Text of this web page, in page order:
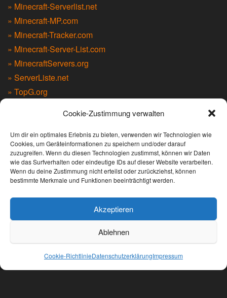
Cookie-Zustimmung verwalten
Um dir ein optimales Erlebnis zu bieten, verwenden wir Technologien wie
Cookies, um Geräteinformationen zu speichern und/oder darauf
zuzugreifen. Wenn du diesen Technologien zustimmst, können wir Daten
wie das Surfverhalten oder eindeutige IDs auf dieser Website verarbeiten.
Wenn du deine Zustimmung nicht erteilst oder zurückziehst, können
bestimmte Merkmale und Funktionen beeinträchtigt werden.
Akzeptieren
Ablehnen
Cookie-RichtlinieDatenschutzerklärungImpressum
» Minecraft-Serverlist.net
» Minecraft-MP.com
» Minecraft-Tracker.com
» Minecraft-Server-List.com
» MinecraftServers.org
» ServerListe.net
» TopG.org
» MinecraftServers100.com
» MCTopList.net
» MCList.eu
» Serverlist.games
Stolz präsentiert vonWordPress|Theme:Envo